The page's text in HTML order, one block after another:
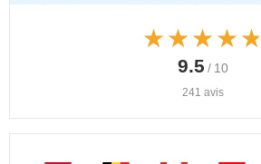
★★★★★
★★★★★
9.5 / 10
241 avis